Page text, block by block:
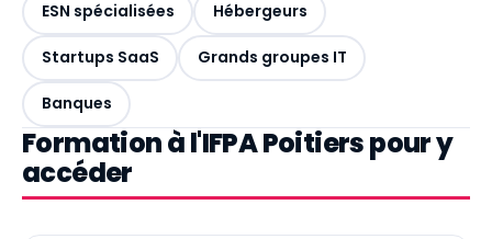
ESN spécialisées Hébergeurs
Startups SaaS Grands groupes IT
Banques
Formation à l'IFPA Poitiers pour y
accéder